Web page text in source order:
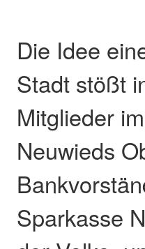
Die Idee
Stadt stößt
Mitglieder
Neuwieds
Sparkasse